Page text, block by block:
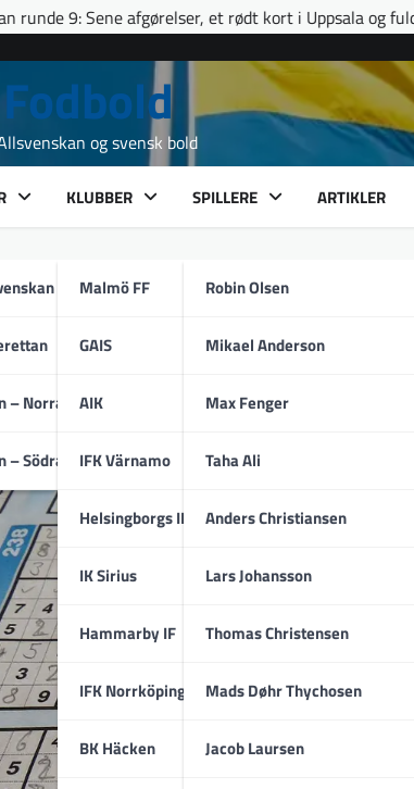
et rødt kort i Uppsala og fuldt hus til udeholdene i
og svensk bold
– Norra
– Södra
KLUBBER
Malmö FF
GAIS
AIK
IFK Värnamo
Helsingborgs IF
IK Sirius
Hammarby IF
IFK Norrköping
BK Häcken
SPILLERE
Robin Olsen
Mikael Anderson
Max Fenger
Taha Ali
Anders Christiansen
Lars Johansson
Thomas Christensen
Mads Døhr Thychosen
Jacob Laursen
ARTIKLER
til dit krydsord